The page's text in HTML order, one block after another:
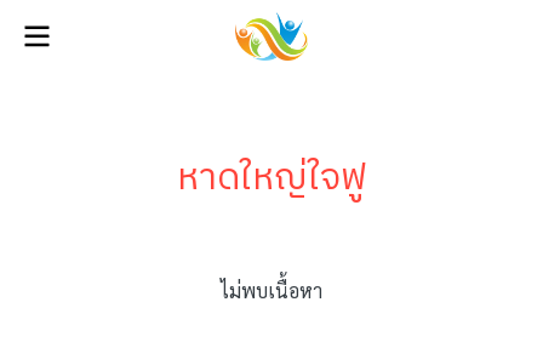
หาดใหญ่ใจฟู
ไม่พบเนื้อหา